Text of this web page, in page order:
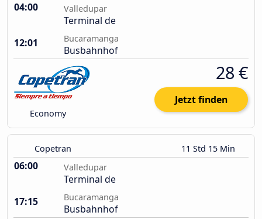
04:00 Valledupar
Terminal de
12:01
Bucaramanga
Busbahnhof
Economy
28 €
Jetzt finden
Copetran 11 Std 15 Min
06:00 Valledupar
Terminal de
17:15
Bucaramanga
Busbahnhof